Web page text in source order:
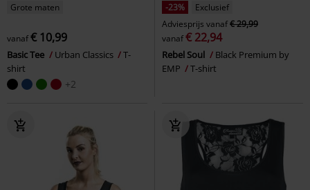
Grote maten
vanaf€ 10,99
Basic Tee Urban Classics
T-
shirt
+2
-23%
Exclusief
Adviesprijs vanaf€ 29,99
vanaf€ 22,94
Rebel Soul
Black Premium by
EMP
T-shirt